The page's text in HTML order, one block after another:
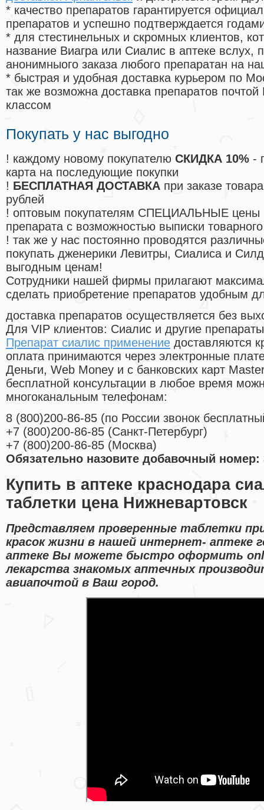
* качество препаратов гарантируется
препаратов и успешно подтверждается
* для стестинельных и скромных клиентов,
название Виагра или Сиалис в аптеке вслух,
анонимныого заказа любого препаратан на
* быстрая и удобная доставка курьером по
так же возможна доставка препаратов
классом
Покупать у нас выгодно
! каждому новому покупателю СКИДКА 10% -
карта на последующие покупки
! БЕСПЛАТНАЯ ДОСТАВКА при заказе
рублей
! оптовым покупателям СПЕЦИАЛЬНЫЕ цены
препарата с возможностью выписки
! так же у нас постоянно проводятся
покупать дженерики Левитры, Сиалиса и
выгодным ценам!
Cотрудники нашей фирмы прилагают
сделать приобретение препаратов удобным
доставка препаратов осуществляется без
Для VIP клиентов: Сиалис и другие
Препарат сиалис применение доставляются
оплата принимаются через электронные
Деньги, Web Money и с банковских карт
бесплатной консультации в любое время
многоканальным телефонам:
8 (800)200-86-85 (по России звонок
+7 (800)200-86-85 (Санкт-Петербург)
+7 (800)200-86-85 (Москва)
Обязательно назовите добавочный номер:
Купить в аптеке краснодара
таблетки цена Нижневартовск
Представляем проверенные таблетки
красок жизни в нашей интернет- аптеке
аптеке Вы можете быстро оформить
лекарства знакомых аптечных
авиапочтой в Ваш город.